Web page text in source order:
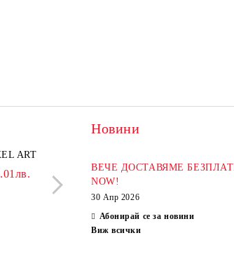
ART
€2.04
Новини
ВЕЧЕ ДОСТАВЯМЕ
NOW!
30 Апр 2026
Абонирай се за новини
Виж всички